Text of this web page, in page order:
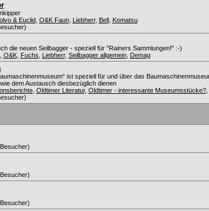
& Euclid, O&K Faun, Liebherr, Bell, Komatsu
die neuen Seilbagger - speziell für "Rainers Sammlungen!" :-)
O&K, Fuchs Liebherr, Seilbagger allgemein, Demag
ist speziell für und über das
dem Austausch diesbezüglich dienen
, Oldtimer Literatur, Oldtimer - interessante Museumsstücke?,